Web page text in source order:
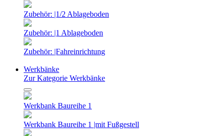
Zubehör: |1/2 Ablageboden
Zubehör: |1 Ablageboden
Zubehör: |Fahreinrichtung
Werkbänke
Zur Kategorie Werkbänke
Werkbank Baureihe 1
Werkbank Baureihe 1 |mit Fußgestell